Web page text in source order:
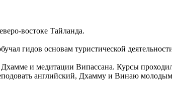
востоке Тайланда.
гидов основам туристической
и медитации Випассана. Курсы
английский, Дхамму и Винаю